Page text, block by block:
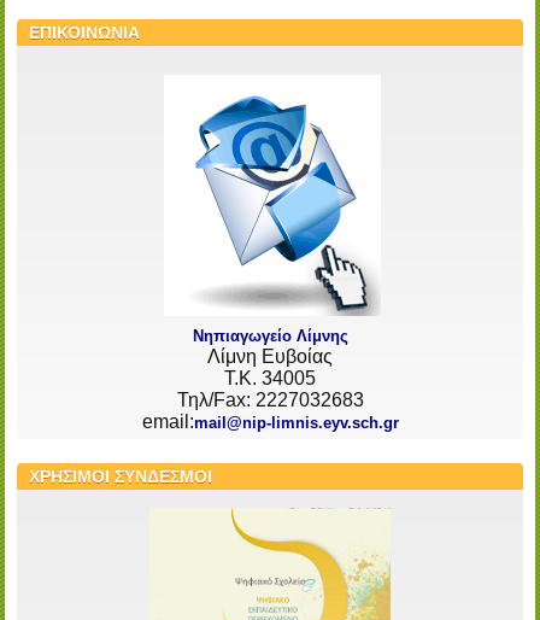
ΕΠΙΚΟΙΝΩΝΙΑ
Νηπιαγωγείο Λίμνης
Λίμνη Ευβοίας
Τ.Κ. 34005
Τηλ/Fax: 2227032683
email:mail@nip-limnis.eyv.sch.gr
ΧΡΗΣΙΜΟΙ ΣΥΝΔΕΣΜΟΙ